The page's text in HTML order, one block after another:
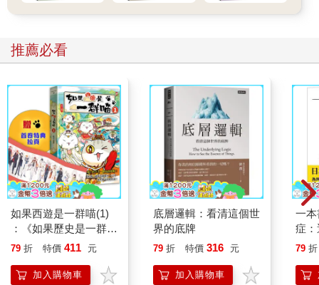
推薦必看
如果西遊是一群喵(1)
：《如果歷史是一群
喵》作者最新力作，附
79 折 特價 411 元
加入購物車
底層邏輯：看清這個世
界的底牌
79 折 特價 316 元
加入購物車
一
症
開
的
79 折